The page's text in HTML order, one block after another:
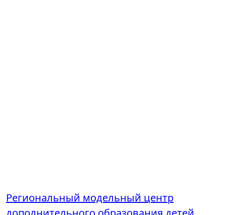
Региональный модельный центр